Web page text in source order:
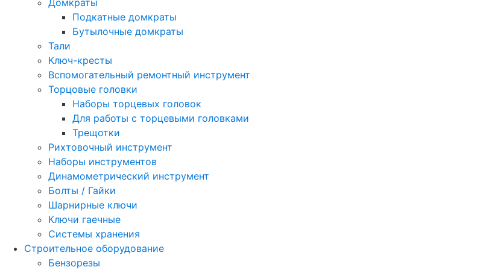
Домкраты
Подкатные домкраты
Бутылочные домкраты
Тали
Ключ-кресты
Вспомогательный ремонтный инструмент
Торцовые головки
Наборы торцевых головок
Для работы с торцевыми головками
Трещотки
Рихтовочный инструмент
Наборы инструментов
Динамометрический инструмент
Болты / Гайки
Шарнирные ключи
Ключи гаечные
Системы хранения
Строительное оборудование
Бензорезы